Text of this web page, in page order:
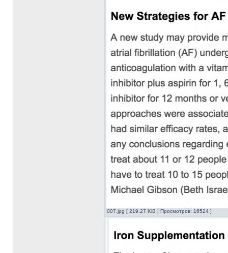
007.jpg [ 219.27 KiB | Просмотров: 16524 ]